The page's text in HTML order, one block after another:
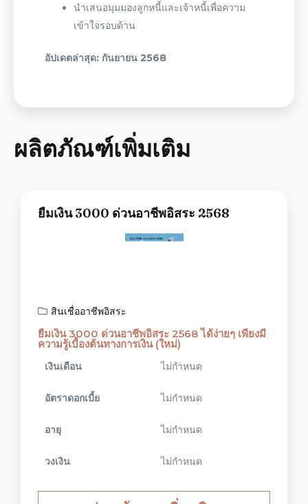
นำเสนอมุมมองลูกหนี้และเจ้าหนี้เพื่อความ
เข้าใจรอบด้าน
อัปเดตล่าสุด: กันยายน 2568
ผลิตภัณฑ์เพิ่มเติม
ยืมเงิน 3000 ด่วนอาชีพอิสระ 2568
สินเชื่ออาชีพอิสระ
ยืมเงิน 3000 ด่วนอาชีพอิสระ 2568 ได้ง่ายๆ เพียงมี
ความรู้เบื้องต้นทางการเงิน (ใหม่)
เงินเดือน ไม่กำหนด
อัตราดอกเบี้ย ไม่กำหนด
อายุ ไม่กำหนด
วงเงิน ไม่กำหนด